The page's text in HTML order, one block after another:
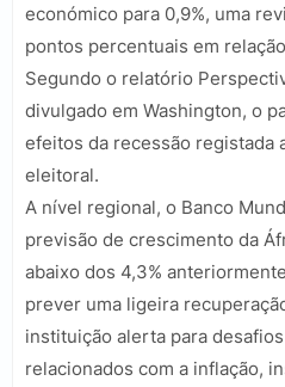
económico para 0,9%, uma
pontos percentuais em
Segundo o relatório
divulgado em Washington, o
efeitos da recessão registada
eleitoral.
A nível regional, o Banco
previsão de crescimento da
abaixo dos 4,3%
prever uma ligeira
instituição alerta para
relacionados com a inflação,